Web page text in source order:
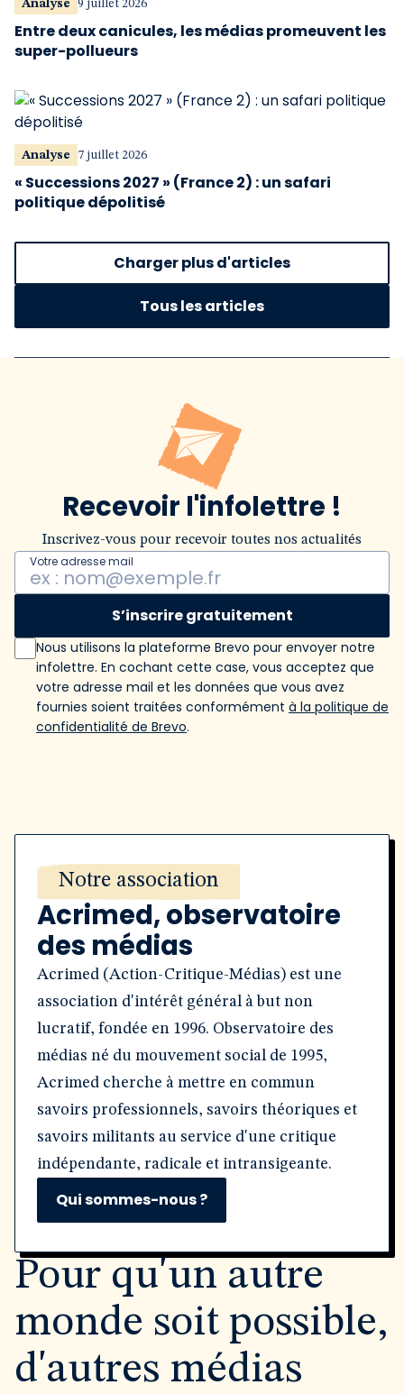
Analyse 9 juillet 2026
Entre deux canicules, les médias promeuvent les
super-pollueurs
Analyse 7 juillet 2026
« Successions 2027 » (France 2) : un safari
politique dépolitisé
Charger plus d'articles
Tous les articles
Recevoir l'infolettre !
Inscrivez-vous pour recevoir toutes nos actualités
Votre adresse mail
S’inscrire gratuitement
Nous utilisons la plateforme Brevo pour envoyer notre
infolettre. En cochant cette case, vous acceptez que
votre adresse mail et les données que vous avez
fournies soient traitées conformément à la politique de
confidentialité de Brevo.
Notre association
Acrimed, observatoire
des médias
Acrimed (Action-Critique-Médias) est une
association d'intérêt général à but non
lucratif, fondée en 1996. Observatoire des
médias né du mouvement social de 1995,
Acrimed cherche à mettre en commun
savoirs professionnels, savoirs théoriques et
savoirs militants au service d'une critique
indépendante, radicale et intransigeante.
Qui sommes-nous ?
Pour qu'un autre
monde soit possible,
d'autres médias